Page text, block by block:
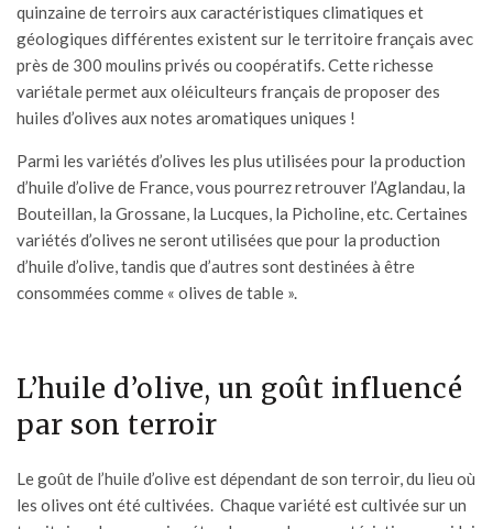
quinzaine de terroirs aux caractéristiques climatiques et
géologiques différentes existent sur le territoire français avec
près de 300 moulins privés ou coopératifs. Cette richesse
variétale permet aux oléiculteurs français de proposer des
huiles d’olives aux notes aromatiques uniques !
Parmi les variétés d’olives les plus utilisées pour la production
d’huile d’olive de France, vous pourrez retrouver l’Aglandau, la
Bouteillan, la Grossane, la Lucques, la Picholine, etc. Certaines
variétés d’olives ne seront utilisées que pour la production
d’huile d’olive, tandis que d’autres sont destinées à être
consommées comme « olives de table ».
L’huile d’olive, un goût influencé
par son terroir
Le goût de l’huile d’oliveest dépendant de son terroir, du lieu où
les olives ont été cultivées. Chaque variété est cultivée sur un